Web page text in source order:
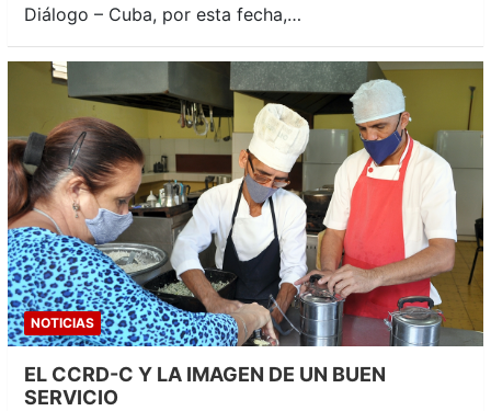
Diálogo – Cuba, por esta fecha,…
NOTICIAS
EL CCRD-C Y LA IMAGEN DE UN BUEN
SERVICIO